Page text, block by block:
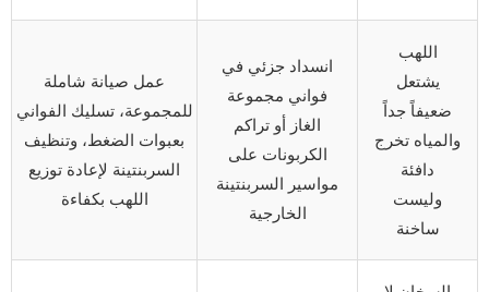
اللهب
يشتعل
ضعيفاً جداً
والمياه تخرج
دافئة
وليست
ساخنة
انسداد جزئي في
فواني مجموعة
الغاز أو تراكم
الكربونات على
مواسير السربنتينة
الخارجية
عمل صيانة شاملة
للمجموعة، تسليك الفواني
بعبوات الضغط، وتنظيف
السربنتينة لإعادة توزيع
اللهب بكفاءة